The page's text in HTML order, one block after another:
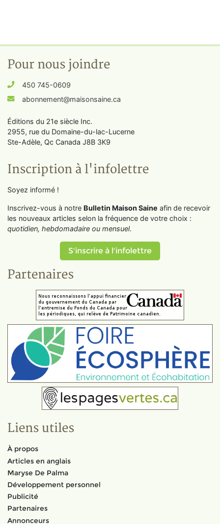
Pour nous joindre
450 745-0609
abonnement@maisonsaine.ca
Éditions du 21e siècle Inc.
2955, rue du Domaine-du-lac-Lucerne
Ste-Adèle, Qc Canada J8B 3K9
Inscription à l'infolettre
Soyez informé !
Inscrivez-vous à notre Bulletin Maison Saine afin de recevoir
les nouveaux articles selon la fréquence de votre choix :
quotidien, hebdomadaire ou mensuel.
S'inscrire à l'infolettre
Partenaires
Liens utiles
À propos
Articles en anglais
Maryse De Palma
Développement personnel
Publicité
Partenaires
Annonceurs